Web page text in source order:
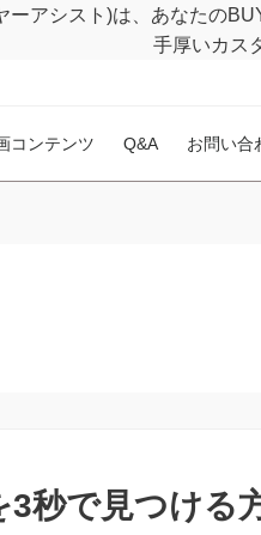
ーアシスト)は、あなたの
手厚いカス
コンテンツ Q&A お問い合
3秒で見つける